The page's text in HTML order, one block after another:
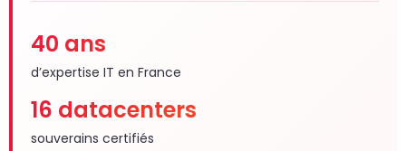
40 ans
d’expertise IT en France
16 datacenters
souverains certifiés